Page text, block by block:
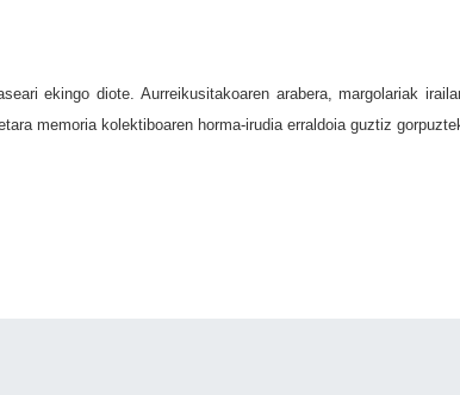
ekingo diote. Aurreikusitakoaren arabera, margolariak
memoria kolektiboaren horma-irudia erraldoia guztiz